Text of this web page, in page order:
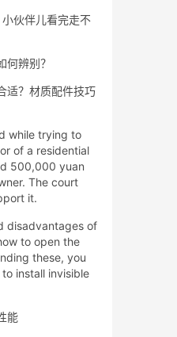
伙伴儿看完走不
何辨别？
适？材质配件技巧
while trying to
of a residential
500,000 yuan
The court
it.
disadvantages of
to open the
these, you
install invisible
能